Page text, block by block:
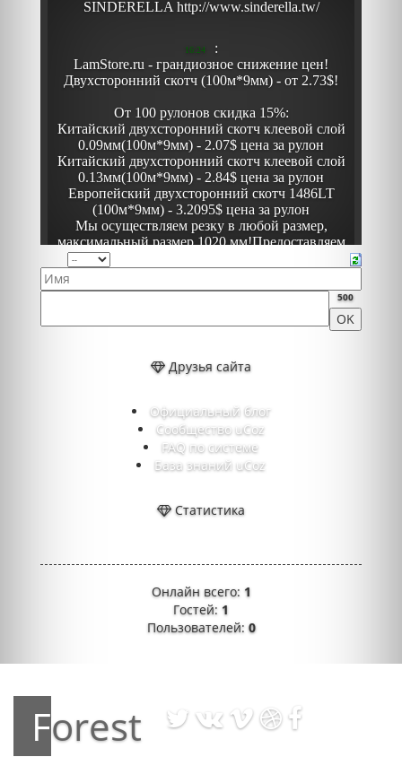
500
Друзья сайта
Официальный блог
Сообщество uCoz
FAQ по системе
База знаний uCoz
Статистика
Онлайн всего: 1
Гостей: 1
Пользователей:0
Forest